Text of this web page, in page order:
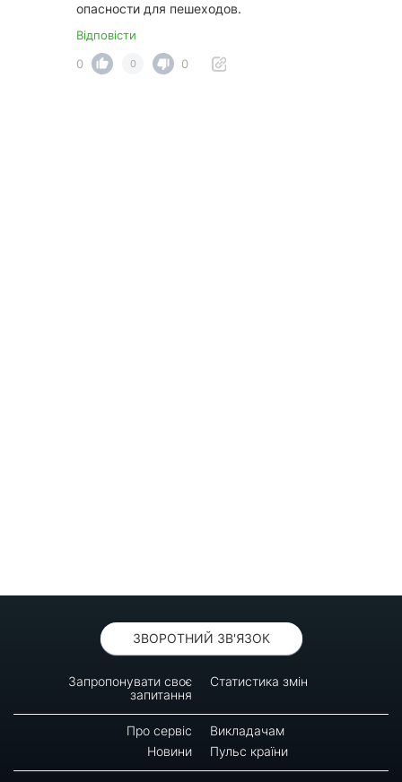
опасности для пешеходов.
Відповісти
0
0 0
ЗВОРОТНИЙ ЗВ'ЯЗОК
Запропонувати своє
запитання
Статистика змін
Про сервіс
Викладачам
Новини
Пульс країни